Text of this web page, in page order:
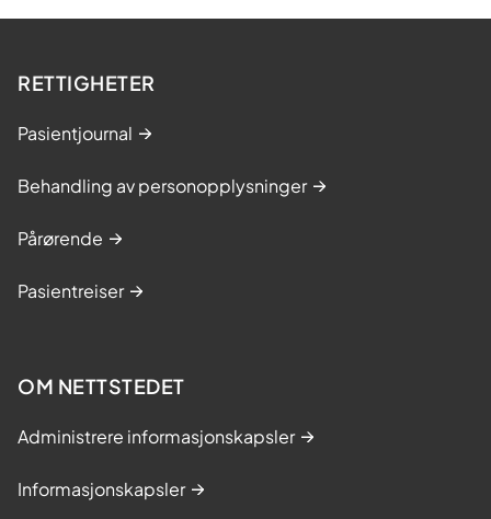
RETTIGHETER
Pasientjournal
Behandling av personopplysninger
Pårørende
Pasientreiser
OM NETTSTEDET
Administrere informasjonskapsler
Informasjonskapsler